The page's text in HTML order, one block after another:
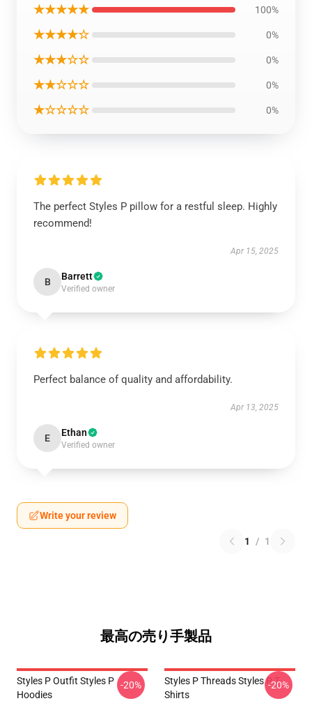
★★★★★ 100%
★★★★☆ 0%
★★★☆☆ 0%
★★☆☆☆ 0%
★☆☆☆☆ 0%
The perfect Styles P pillow for a restful sleep. Highly
recommend!
Apr 15, 2025
B Barrett
Verified owner
Perfect balance of quality and affordability.
Apr 13, 2025
E Ethan
Verified owner
Write your review
1 / 1
最高の売り手製品
Styles P Outfit Styles P
Hoodies
-20%
Styles P Threads Styles P T-
Shirts
-20%